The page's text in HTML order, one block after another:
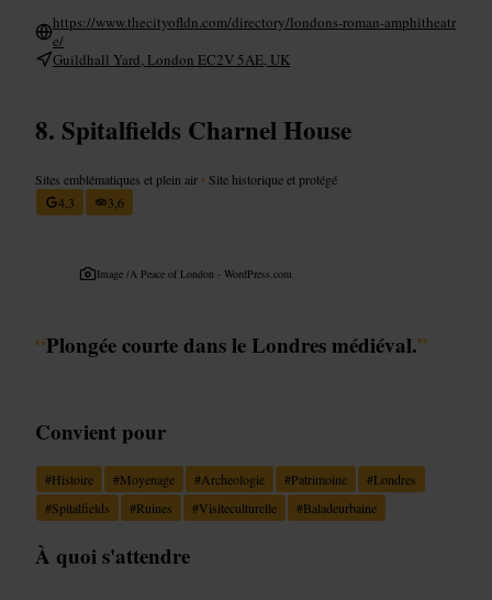
https://www.thecityofldn.com/directory/londons-roman-amphitheatr
e/
Guildhall Yard, London EC2V 5AE, UK
Spitalfields Charnel House
Sites emblématiques et plein air • Site historique et protégé
4,3
3,6
Image /A Peace of London - WordPress.com
“Plongée courte dans le Londres médiéval.”
Convient pour
#Histoire #Moyenage #Archeologie #Patrimoine #Londres
#Spitalfields #Ruines #Visiteculturelle #Baladeurbaine
À quoi s'attendre